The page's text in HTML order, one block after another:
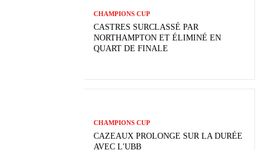
CHAMPIONS CUP
CASTRES SURCLASSÉ PAR
NORTHAMPTON ET ÉLIMINÉ EN
QUART DE FINALE
CHAMPIONS CUP
CAZEAUX PROLONGE SUR LA DURÉE
AVEC L'UBB